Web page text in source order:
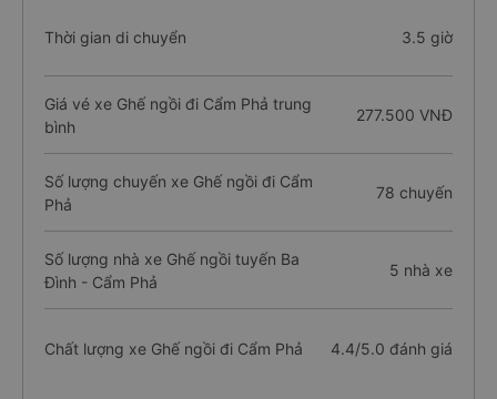
Thời gian di chuyển 3.5 giờ
Giá vé xe Ghế ngồi đi Cẩm Phả trung
bình
277.500 VNĐ
Số lượng chuyến xe Ghế ngồi đi Cẩm
Phả
78 chuyến
Số lượng nhà xe Ghế ngồi tuyến Ba
Đình - Cẩm Phả
5 nhà xe
Chất lượng xe Ghế ngồi đi Cẩm Phả 4.4/5.0 đánh giá